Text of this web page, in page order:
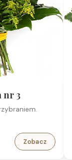
nr 3
Zobacz